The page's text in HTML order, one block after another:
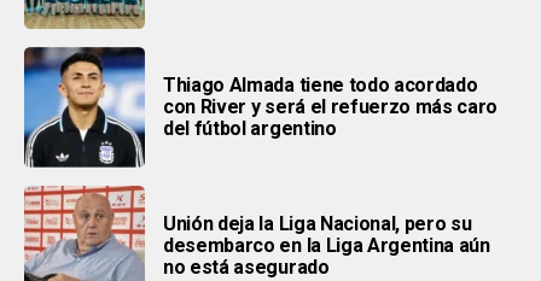
Thiago Almada tiene todo acordado
con River y será el refuerzo más caro
del fútbol argentino
Unión deja la Liga Nacional, pero su
desembarco en la Liga Argentina aún
no está asegurado